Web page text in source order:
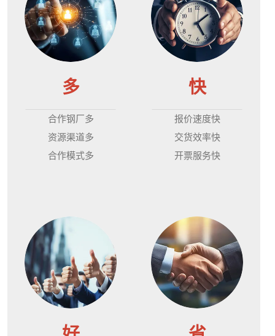
多
合作钢厂多
资源渠道多
合作模式多
快
报价速度快
交货效率快
开票服务快